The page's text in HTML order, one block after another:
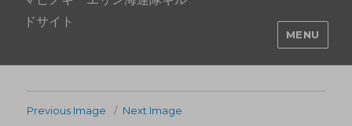
ドサイト
MENU
Previous Image Next Image